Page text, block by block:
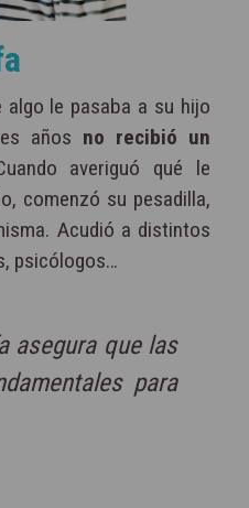
algo le pasaba a su hijo
años no recibió un
averiguó qué le
comenzó su pesadilla,
Acudió a distintos
psicólogos…
asegura que las
para